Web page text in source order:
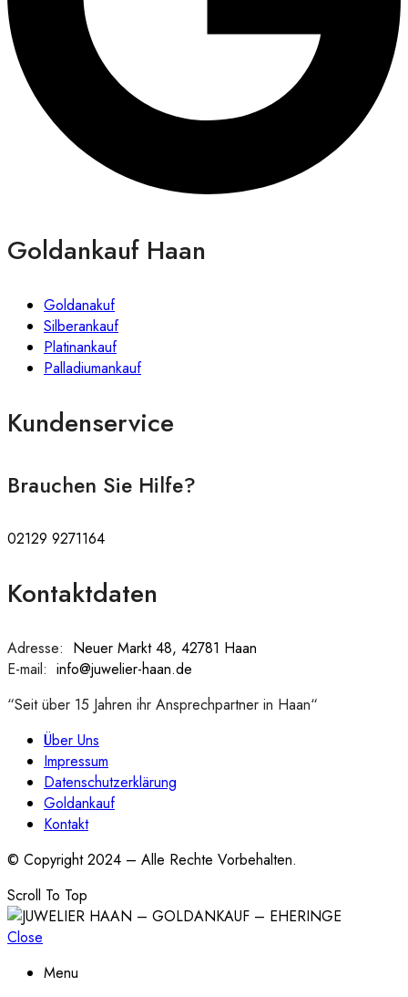
Goldankauf Haan
Goldanakuf
Silberankauf
Platinankauf
Palladiumankauf
Kundenservice
Brauchen Sie Hilfe?
02129 9271164
Kontaktdaten
Adresse: Neuer Markt 48, 42781 Haan
E-mail: info@juwelier-haan.de
“Seit über 15 Jahren ihr Ansprechpartner in Haan“
Über Uns
Impressum
Datenschutzerklärung
Goldankauf
Kontakt
© Copyright 2024 – Alle Rechte Vorbehalten.
Scroll To Top
Close
Menu